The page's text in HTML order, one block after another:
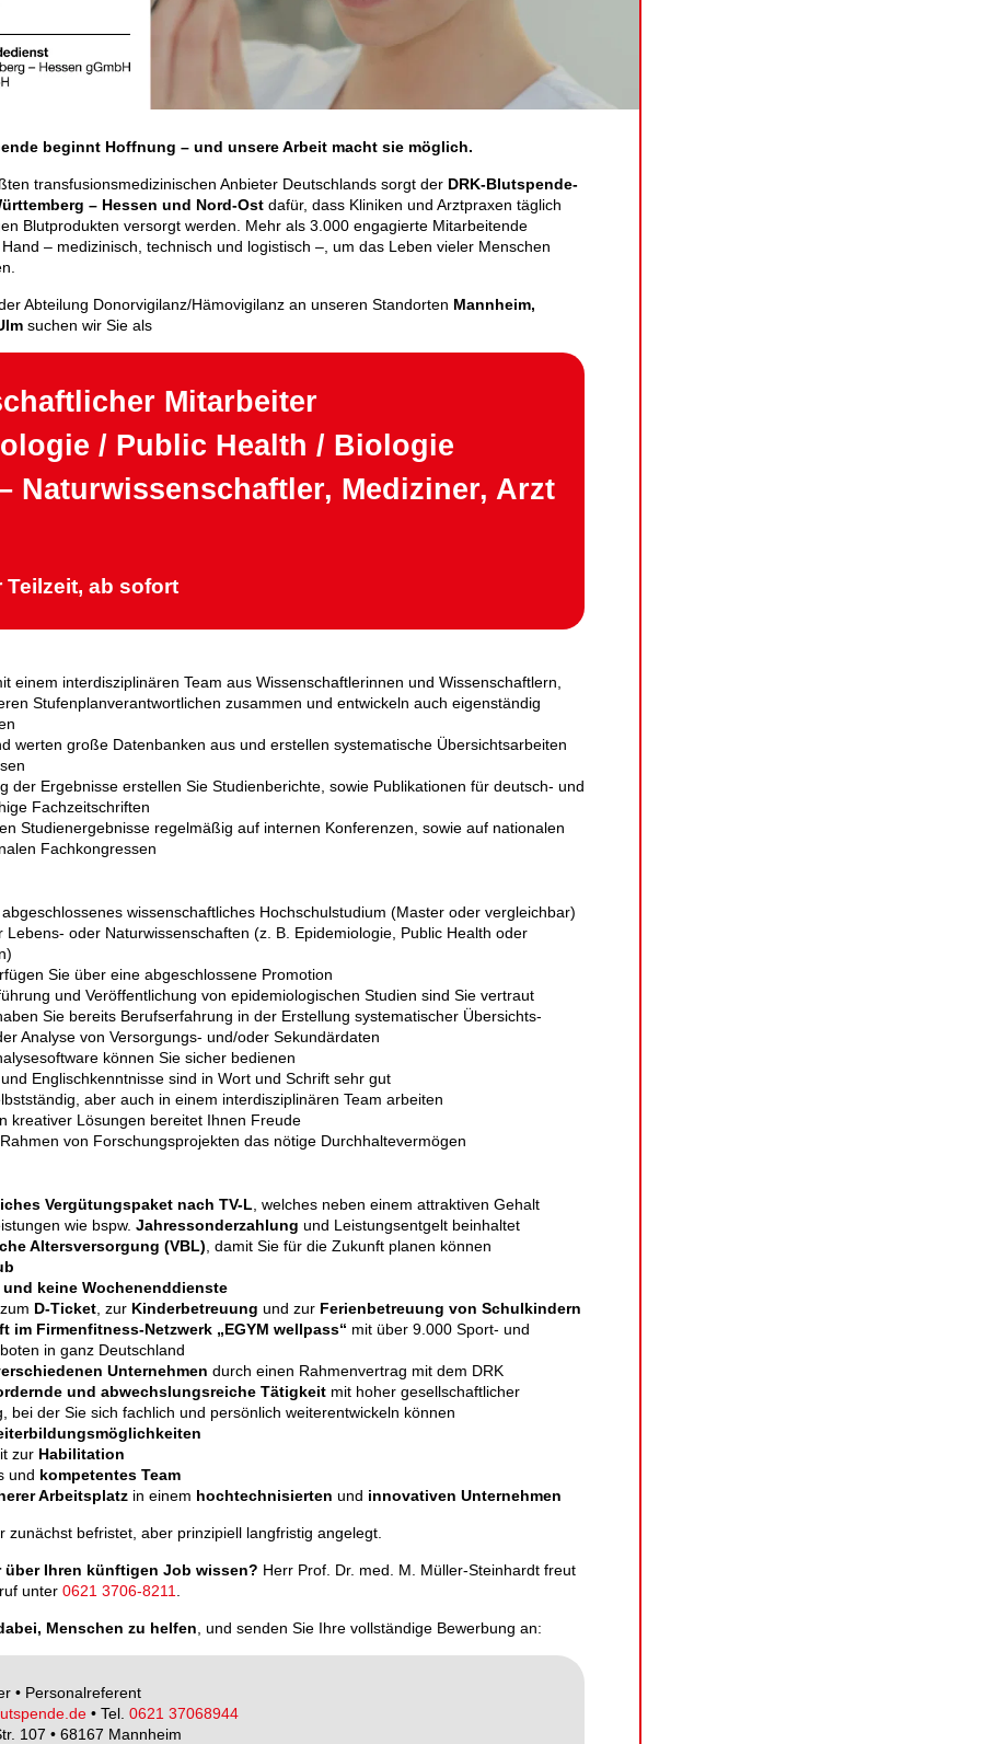
beginnt Hoffnung – und unsere Arbeit macht sie möglich.
trans­fusions­medizinischen Anbieter Deutschlands sorgt der DRK-Blut­spende­
– Hessen und Nord-Ost dafür, dass Kliniken und Arzt­praxen täglich
Blut­produkten versorgt werden. Mehr als 3.000 engagierte Mit­arbeitende
– medizinisch, technisch und logistisch –, um das Leben vieler Menschen
Abteilung Donorvigilanz/Hämovigilanz an unseren Standorten Mannheim,
suchen wir Sie als
Mitarbeiter
/ Public Health / Biologie
Naturwissenschaftler, Mediziner, Arzt
Teilzeit, ab sofort
einem inter­disziplinären Team aus Wissenschaftler­innen und Wissenschaftlern,
Stufenplan­verantwortlichen zusammen und entwickeln auch eigenständig
werten große Daten­banken aus und erstellen systematische Übersichts­arbeiten
der Ergebnisse erstellen Sie Studien­berichte, sowie Publikationen für deutsch- und
Fach­zeitschriften
Studien­ergebnisse regelmäßig auf internen Konferenzen, sowie auf nationalen
Fach­kongressen
wissenschaftliches Hochschul­studium (Master oder vergleichbar)
Lebens- oder Natur­wissenschaften (z. B. Epidemiologie, Public Health oder
Sie über eine abgeschlossene Promotion
und Veröffentlichung von epidemiologischen Studien sind Sie vertraut
Sie bereits Berufs­erfahrung in der Erstellung systematischer Übersichts­
Analyse von Versorgungs- und/oder Sekundär­daten
können Sie sicher bedienen
Englisch­kenntnisse sind in Wort und Schrift sehr gut
aber auch in einem inter­disziplinären Team arbeiten
kreativer Lösungen bereitet Ihnen Freude
von Forschungs­projekten das nötige Durchhalte­vermögen
Vergütungs­paket nach TV-L , welches neben einem attraktiven Gehalt
wie bspw. Jahres­sonder­zahlung und Leistungs­entgelt beinhaltet
Alters­versorgung (VBL) , damit Sie für die Zukunft planen können
und keine Wochenend­dienste
D-Ticket , zur Kinder­betreuung und zur Ferien­betreuung von Schulkindern
im Firmen­fitness-Netzwerk „EGYM wellpass“ mit über 9.000 Sport- und
in ganz Deutschland
Unternehmen durch einen Rahmen­vertrag mit dem DRK
und ab­wechslungs­reiche Tätigkeit mit hoher gesellschaftlicher
bei der Sie sich fachlich und persönlich weiter­entwickeln können
zur Habilitation
und kompetentes Team
Arbeitsplatz in einem hoch­technisierten und innovativen Unternehmen
zunächst befristet, aber prinzipiell langfristig angelegt.
über Ihren künftigen Job wissen? Herr Prof. Dr. med. M. Müller-Steinhardt freut
unter 0621 3706-8211
Menschen zu helfen , und senden Sie Ihre vollständige Bewerbung an:
• Personalreferent
• Tel. 0621 37068944
107 • 68167 Mannheim